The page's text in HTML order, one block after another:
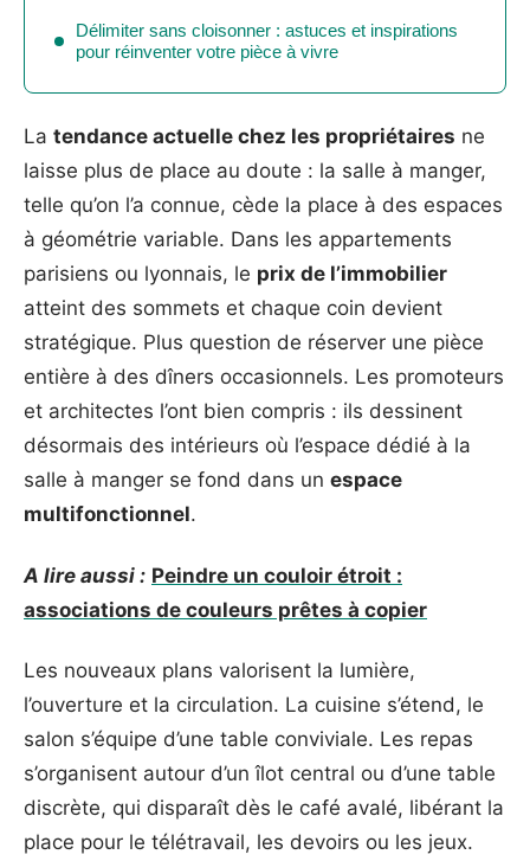
Délimiter sans cloisonner : astuces et inspirations
pour réinventer votre pièce à vivre
La tendance actuelle chez les propriétaires ne
laisse plus de place au doute : la salle à manger,
telle qu’on l’a connue, cède la place à des espaces
à géométrie variable. Dans les appartements
parisiens ou lyonnais, le prix de l’immobilier
atteint des sommets et chaque coin devient
stratégique. Plus question de réserver une pièce
entière à des dîners occasionnels. Les promoteurs
et architectes l’ont bien compris : ils dessinent
désormais des intérieurs où l’espace dédié à la
salle à manger se fond dans un espace
multifonctionnel.
A lire aussi : Peindre un couloir étroit :
associations de couleurs prêtes à copier
Les nouveaux plans valorisent la lumière,
l’ouverture et la circulation. La cuisine s’étend, le
salon s’équipe d’une table conviviale. Les repas
s’organisent autour d’un îlot central ou d’une table
discrète, qui disparaît dès le café avalé, libérant la
place pour le télétravail, les devoirs ou les jeux.